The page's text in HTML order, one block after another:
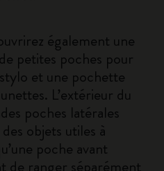
également une
petites poches pour
et une pochette
L’extérieur du
poches latérales
objets utiles à
poche avant
de ranger séparément